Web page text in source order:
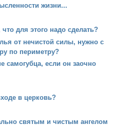
жизни...
для этого надо сделать?
от нечистой силы, нужно с
по периметру?
самогубца, если он заочно
в церковь?
святым и чистым ангелом